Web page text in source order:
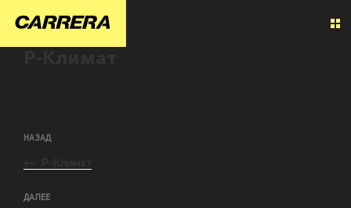
НАЗАД
ДАЛЕЕ